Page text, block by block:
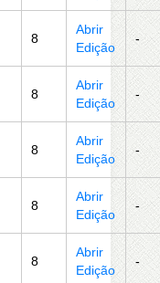
8
Abrir
Edição
-
8
Abrir
Edição
-
8
Abrir
Edição
-
8
Abrir
Edição
-
8
Abrir
Edição
-